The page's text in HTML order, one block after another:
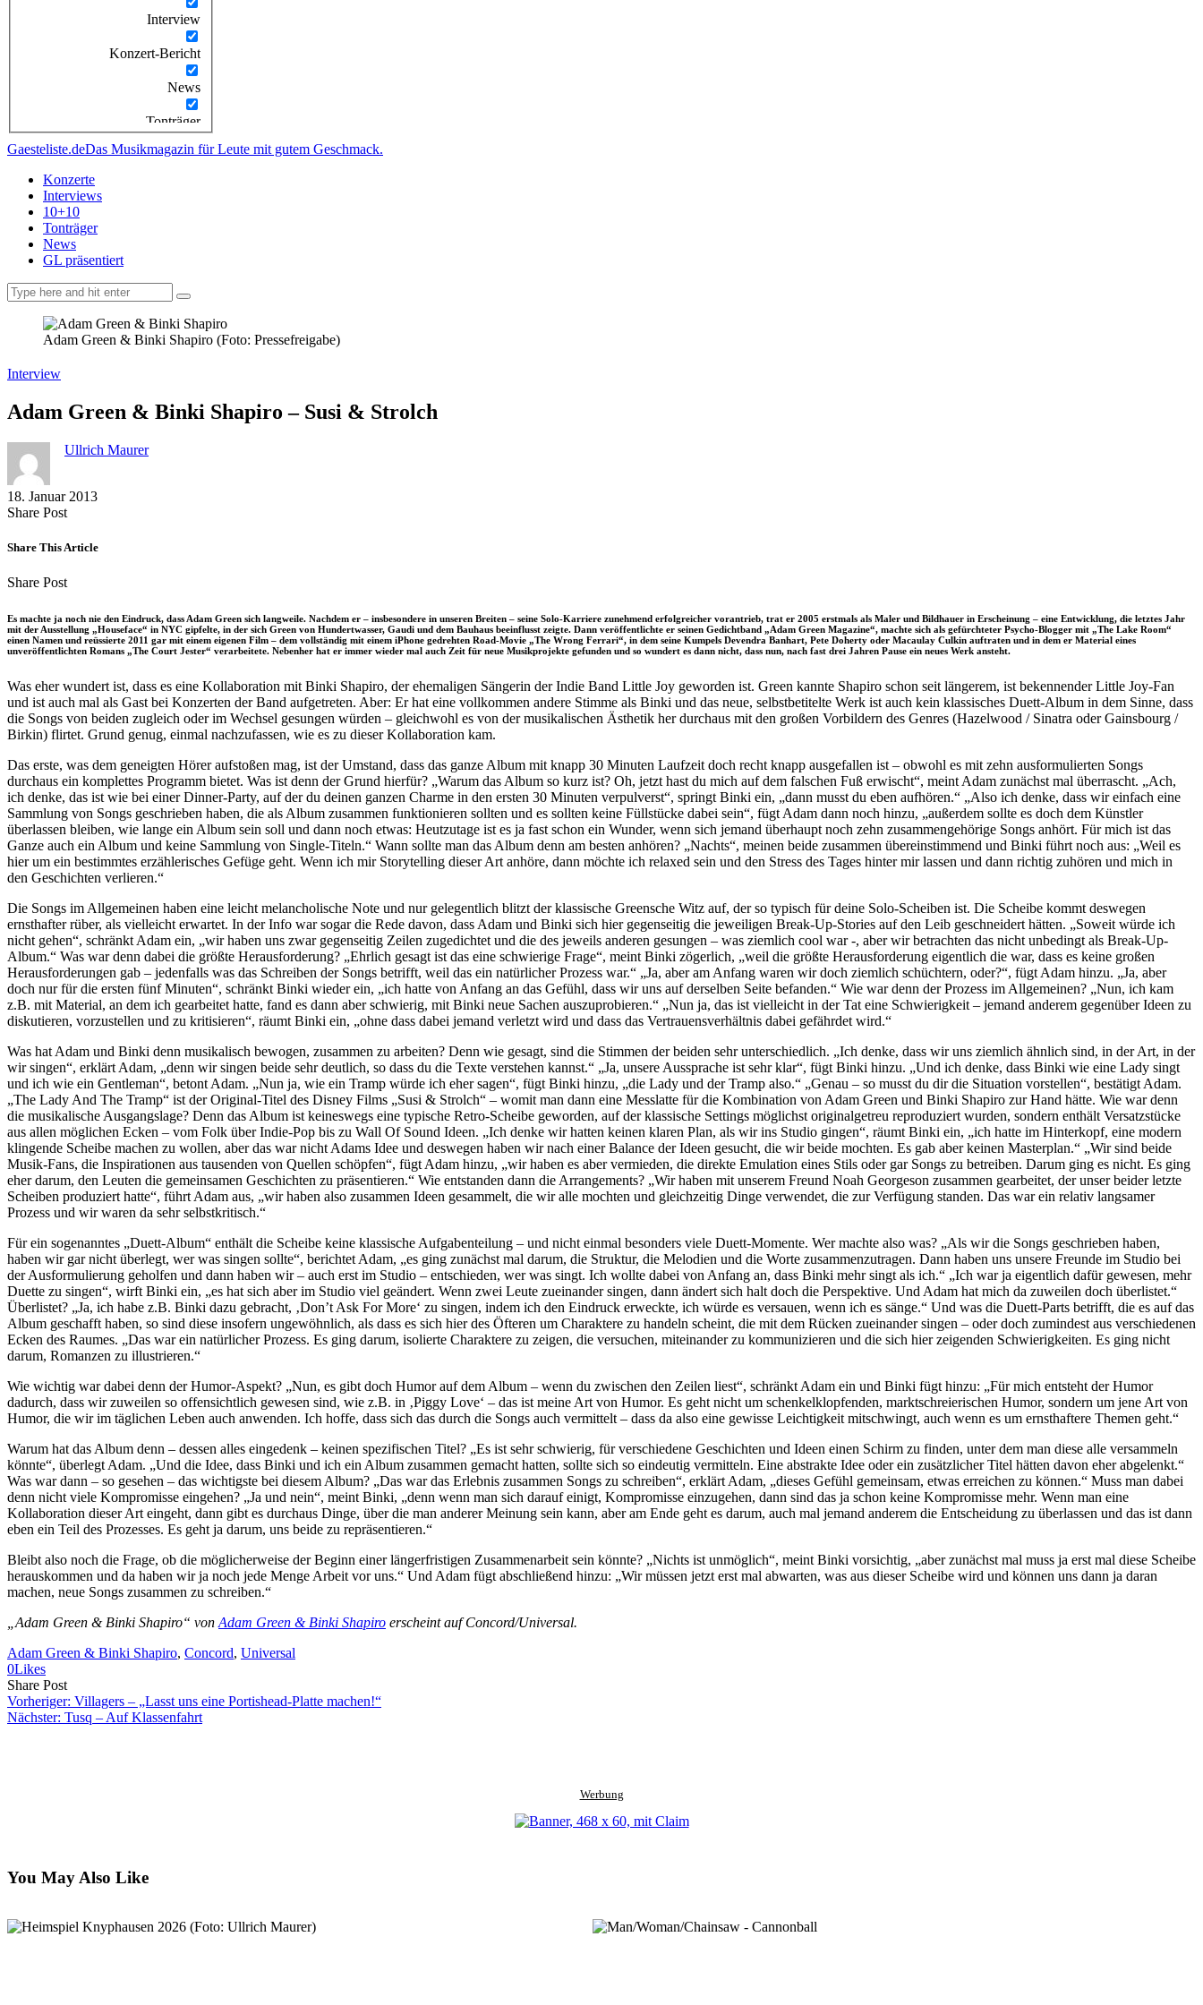
Interview
Konzert-Bericht
News
Tonträger
Gaesteliste.deDas Musikmagazin für Leute mit gutem Geschmack.
Konzerte
Interviews
10+10
Tonträger
News
GL präsentiert
Adam Green & Binki Shapiro (Foto: Pressefreigabe)
Interview
Adam Green & Binki Shapiro – Susi & Strolch
Ullrich Maurer
18. Januar 2013
Share PostShare
Facebook
Copy
to
Send
via
Share This Article
Share PostShare
Facebook
Copy
clipboard
Send
via
eMail
Es machte ja noch nie den Eindruck, dass Adam Green sich langweile. Nachdem er – insbesondere in unseren Breiten – seine Solo-Karriere zunehmend erfolgreicher vorantrieb, trat er 2005 erstmals als Maler und Bildhauer in Erscheinung – eine Entwicklung, die letztes Jahr
mit der Ausstellung „Houseface“ in NYC gipfelte, in der sich Green von Hundertwasser, Gaudi und dem Bauhaus beeinflusst zeigte. Dann veröffentlichte er seinen Gedichtband „Adam Green Magazine“, machte sich als gefürchteter Psycho-Blogger mit „The Lake Room“
einen Namen und reüssierte 2011 gar mit einem eigenen Film – dem vollständig mit einem iPhone gedrehten Road-Movie „The Wrong Ferrari“, in dem seine Kumpels Devendra Banhart, Pete Doherty oder Macaulay Culkin auftraten und in dem er Material eines
unveröffentlichten Romans „The Court Jester“ verarbeitete. Nebenher hat er immer wieder mal auch Zeit für neue Musikprojekte gefunden und so wundert es dann nicht, dass nun, nach fast drei Jahren Pause ein neues Werk ansteht.
Was eher wundert ist, dass es eine Kollaboration mit Binki Shapiro, der ehemaligen Sängerin der Indie Band Little Joy geworden ist. Green kannte Shapiro schon seit längerem, ist bekennender Little Joy-Fan
und ist auch mal als Gast bei Konzerten der Band aufgetreten. Aber: Er hat eine vollkommen andere Stimme als Binki und das neue, selbstbetitelte Werk ist auch kein klassisches Duett-Album in dem Sinne, dass
die Songs von beiden zugleich oder im Wechsel gesungen würden – gleichwohl es von der musikalischen Ästhetik her durchaus mit den großen Vorbildern des Genres (Hazelwood / Sinatra oder Gainsbourg /
Birkin) flirtet. Grund genug, einmal nachzufassen, wie es zu dieser Kollaboration kam.
Das erste, was dem geneigten Hörer aufstoßen mag, ist der Umstand, dass das ganze Album mit knapp 30 Minuten Laufzeit doch recht knapp ausgefallen ist – obwohl es mit zehn ausformulierten Songs
durchaus ein komplettes Programm bietet. Was ist denn der Grund hierfür? „Warum das Album so kurz ist? Oh, jetzt hast du mich auf dem falschen Fuß erwischt“, meint Adam zunächst mal überrascht. „Ach,
ich denke, das ist wie bei einer Dinner-Party, auf der du deinen ganzen Charme in den ersten 30 Minuten verpulverst“, springt Binki ein, „dann musst du eben aufhören.“ „Also ich denke, dass wir einfach eine
Sammlung von Songs geschrieben haben, die als Album zusammen funktionieren sollten und es sollten keine Füllstücke dabei sein“, fügt Adam dann noch hinzu, „außerdem sollte es doch dem Künstler
überlassen bleiben, wie lange ein Album sein soll und dann noch etwas: Heutzutage ist es ja fast schon ein Wunder, wenn sich jemand überhaupt noch zehn zusammengehörige Songs anhört. Für mich ist das
Ganze auch ein Album und keine Sammlung von Single-Titeln.“ Wann sollte man das Album denn am besten anhören? „Nachts“, meinen beide zusammen übereinstimmend und Binki führt noch aus: „Weil es
hier um ein bestimmtes erzählerisches Gefüge geht. Wenn ich mir Storytelling dieser Art anhöre, dann möchte ich relaxed sein und den Stress des Tages hinter mir lassen und dann richtig zuhören und mich in
den Geschichten verlieren.“
Die Songs im Allgemeinen haben eine leicht melancholische Note und nur gelegentlich blitzt der klassische Greensche Witz auf, der so typisch für deine Solo-Scheiben ist. Die Scheibe kommt deswegen
ernsthafter rüber, als vielleicht erwartet. In der Info war sogar die Rede davon, dass Adam und Binki sich hier gegenseitig die jeweiligen Break-Up-Stories auf den Leib geschneidert hätten. „Soweit würde ich
nicht gehen“, schränkt Adam ein, „wir haben uns zwar gegenseitig Zeilen zugedichtet und die des jeweils anderen gesungen – was ziemlich cool war -, aber wir betrachten das nicht unbedingt als Break-Up-
Album.“ Was war denn dabei die größte Herausforderung? „Ehrlich gesagt ist das eine schwierige Frage“, meint Binki zögerlich, „weil die größte Herausforderung eigentlich die war, dass es keine großen
Herausforderungen gab – jedenfalls was das Schreiben der Songs betrifft, weil das ein natürlicher Prozess war.“ „Ja, aber am Anfang waren wir doch ziemlich schüchtern, oder?“, fügt Adam hinzu. „Ja, aber
doch nur für die ersten fünf Minuten“, schränkt Binki wieder ein, „ich hatte von Anfang an das Gefühl, dass wir uns auf derselben Seite befanden.“ Wie war denn der Prozess im Allgemeinen? „Nun, ich kam
z.B. mit Material, an dem ich gearbeitet hatte, fand es dann aber schwierig, mit Binki neue Sachen auszuprobieren.“ „Nun ja, das ist vielleicht in der Tat eine Schwierigkeit – jemand anderem gegenüber Ideen zu
diskutieren, vorzustellen und zu kritisieren“, räumt Binki ein, „ohne dass dabei jemand verletzt wird und dass das Vertrauensverhältnis dabei gefährdet wird.“
Was hat Adam und Binki denn musikalisch bewogen, zusammen zu arbeiten? Denn wie gesagt, sind die Stimmen der beiden sehr unterschiedlich. „Ich denke, dass wir uns ziemlich ähnlich sind, in der Art, in der
wir singen“, erklärt Adam, „denn wir singen beide sehr deutlich, so dass du die Texte verstehen kannst.“ „Ja, unsere Aussprache ist sehr klar“, fügt Binki hinzu. „Und ich denke, dass Binki wie eine Lady singt
und ich wie ein Gentleman“, betont Adam. „Nun ja, wie ein Tramp würde ich eher sagen“, fügt Binki hinzu, „die Lady und der Tramp also.“ „Genau – so musst du dir die Situation vorstellen“, bestätigt Adam.
„The Lady And The Tramp“ ist der Original-Titel des Disney Films „Susi & Strolch“ – womit man dann eine Messlatte für die Kombination von Adam Green und Binki Shapiro zur Hand hätte. Wie war denn
die musikalische Ausgangslage? Denn das Album ist keineswegs eine typische Retro-Scheibe geworden, auf der klassische Settings möglichst originalgetreu reproduziert wurden, sondern enthält Versatzstücke
aus allen möglichen Ecken – vom Folk über Indie-Pop bis zu Wall Of Sound Ideen. „Ich denke wir hatten keinen klaren Plan, als wir ins Studio gingen“, räumt Binki ein, „ich hatte im Hinterkopf, eine modern
klingende Scheibe machen zu wollen, aber das war nicht Adams Idee und deswegen haben wir nach einer Balance der Ideen gesucht, die wir beide mochten. Es gab aber keinen Masterplan.“ „Wir sind beide
Musik-Fans, die Inspirationen aus tausenden von Quellen schöpfen“, fügt Adam hinzu, „wir haben es aber vermieden, die direkte Emulation eines Stils oder gar Songs zu betreiben. Darum ging es nicht. Es ging
eher darum, den Leuten die gemeinsamen Geschichten zu präsentieren.“ Wie entstanden dann die Arrangements? „Wir haben mit unserem Freund Noah Georgeson zusammen gearbeitet, der unser beider letzte
Scheiben produziert hatte“, führt Adam aus, „wir haben also zusammen Ideen gesammelt, die wir alle mochten und gleichzeitig Dinge verwendet, die zur Verfügung standen. Das war ein relativ langsamer
Prozess und wir waren da sehr selbstkritisch.“
Für ein sogenanntes „Duett-Album“ enthält die Scheibe keine klassische Aufgabenteilung – und nicht einmal besonders viele Duett-Momente. Wer machte also was? „Als wir die Songs geschrieben haben,
haben wir gar nicht überlegt, wer was singen sollte“, berichtet Adam, „es ging zunächst mal darum, die Struktur, die Melodien und die Worte zusammenzutragen. Dann haben uns unsere Freunde im Studio bei
der Ausformulierung geholfen und dann haben wir – auch erst im Studio – entschieden, wer was singt. Ich wollte dabei von Anfang an, dass Binki mehr singt als ich.“ „Ich war ja eigentlich dafür gewesen, mehr
Duette zu singen“, wirft Binki ein, „es hat sich aber im Studio viel geändert. Wenn zwei Leute zueinander singen, dann ändert sich halt doch die Perspektive. Und Adam hat mich da zuweilen doch überlistet.“
Überlistet? „Ja, ich habe z.B. Binki dazu gebracht, ‚Don’t Ask For More‘ zu singen, indem ich den Eindruck erweckte, ich würde es versauen, wenn ich es sänge.“ Und was die Duett-Parts betrifft, die es auf das
Album geschafft haben, so sind diese insofern ungewöhnlich, als dass es sich hier des Öfteren um Charaktere zu handeln scheint, die mit dem Rücken zueinander singen – oder doch zumindest aus verschiedenen
Ecken des Raumes. „Das war ein natürlicher Prozess. Es ging darum, isolierte Charaktere zu zeigen, die versuchen, miteinander zu kommunizieren und die sich hier zeigenden Schwierigkeiten. Es ging nicht
darum, Romanzen zu illustrieren.“
Wie wichtig war dabei denn der Humor-Aspekt? „Nun, es gibt doch Humor auf dem Album – wenn du zwischen den Zeilen liest“, schränkt Adam ein und Binki fügt hinzu: „Für mich entsteht der Humor
dadurch, dass wir zuweilen so offensichtlich gewesen sind, wie z.B. in ‚Piggy Love‘ – das ist meine Art von Humor. Es geht nicht um schenkelklopfenden, marktschreierischen Humor, sondern um jene Art von
Humor, die wir im täglichen Leben auch anwenden. Ich hoffe, dass sich das durch die Songs auch vermittelt – dass da also eine gewisse Leichtigkeit mitschwingt, auch wenn es um ernsthaftere Themen geht.“
Warum hat das Album denn – dessen alles eingedenk – keinen spezifischen Titel? „Es ist sehr schwierig, für verschiedene Geschichten und Ideen einen Schirm zu finden, unter dem man diese alle versammeln
könnte“, überlegt Adam. „Und die Idee, dass Binki und ich ein Album zusammen gemacht hatten, sollte sich so eindeutig vermitteln. Eine abstrakte Idee oder ein zusätzlicher Titel hätten davon eher abgelenkt.“
Was war dann – so gesehen – das wichtigste bei diesem Album? „Das war das Erlebnis zusammen Songs zu schreiben“, erklärt Adam, „dieses Gefühl gemeinsam, etwas erreichen zu können.“ Muss man dabei
denn nicht viele Kompromisse eingehen? „Ja und nein“, meint Binki, „denn wenn man sich darauf einigt, Kompromisse einzugehen, dann sind das ja schon keine Kompromisse mehr. Wenn man eine
Kollaboration dieser Art eingeht, dann gibt es durchaus Dinge, über die man anderer Meinung sein kann, aber am Ende geht es darum, auch mal jemand anderem die Entscheidung zu überlassen und das ist dann
eben ein Teil des Prozesses. Es geht ja darum, uns beide zu repräsentieren.“
Bleibt also noch die Frage, ob die möglicherweise der Beginn einer längerfristigen Zusammenarbeit sein könnte? „Nichts ist unmöglich“, meint Binki vorsichtig, „aber zunächst mal muss ja erst mal diese Scheibe
herauskommen und da haben wir ja noch jede Menge Arbeit vor uns.“ Und Adam fügt abschließend hinzu: „Wir müssen jetzt erst mal abwarten, was aus dieser Scheibe wird und können uns dann ja daran
machen, neue Songs zusammen zu schreiben.“
„Adam Green & Binki Shapiro“ von Adam Green & Binki Shapiro erscheint auf Concord/Universal.
Adam Green & Binki Shapiro, Concord, Universal
0Likes
Share PostShare
on
Facebook
Copy
URL
to
Send
Link
via
Vorheriger: Villagers – „Lasst uns eine Portishead-Platte machen!“
Nächster: Tusq – Auf Klassenfahrt
Werbung
You May Also Like